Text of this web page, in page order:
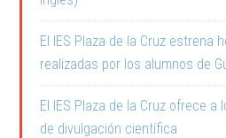
El IES Plaza de la Cruz estrena
realizadas por los alumnos de
El IES Plaza de la Cruz ofrece a
de divulgación científica